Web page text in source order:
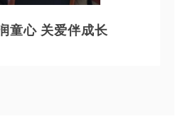
童心 关爱伴成长